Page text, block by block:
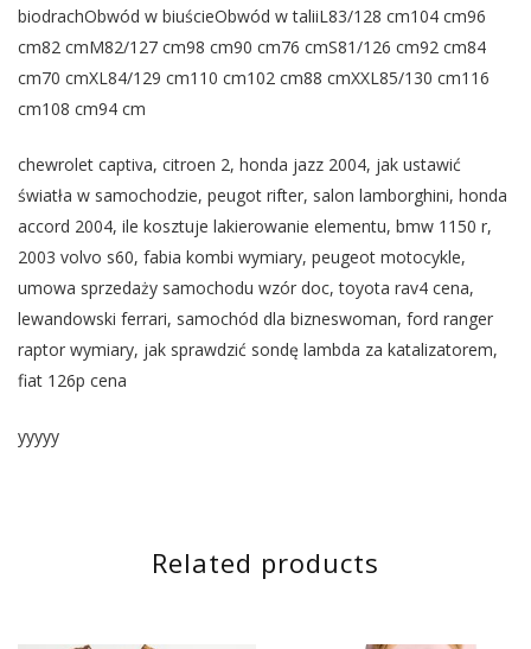
biodrachObwód w biuścieObwód w taliiL83/128 cm104 cm96
cm82 cmM82/127 cm98 cm90 cm76 cmS81/126 cm92 cm84
cm70 cmXL84/129 cm110 cm102 cm88 cmXXL85/130 cm116
cm108 cm94 cm
chewrolet captiva, citroen 2, honda jazz 2004, jak ustawić
światła w samochodzie, peugot rifter, salon lamborghini, honda
accord 2004, ile kosztuje lakierowanie elementu, bmw 1150 r,
2003 volvo s60, fabia kombi wymiary, peugeot motocykle,
umowa sprzedaży samochodu wzór doc, toyota rav4 cena,
lewandowski ferrari, samochód dla bizneswoman, ford ranger
raptor wymiary, jak sprawdzić sondę lambda za katalizatorem,
fiat 126p cena
yyyyy
Related products